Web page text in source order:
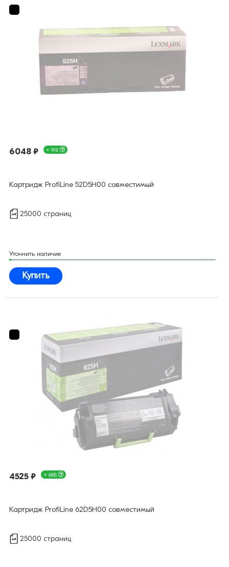
6048 ₽ + 91Б
Картридж ProfiLine 52D5H00 совместимый
25000 страниц
Уточнить наличие
Купить
4525 ₽ + 68Б
Картридж ProfiLine 62D5H00 совместимый
25000 страниц